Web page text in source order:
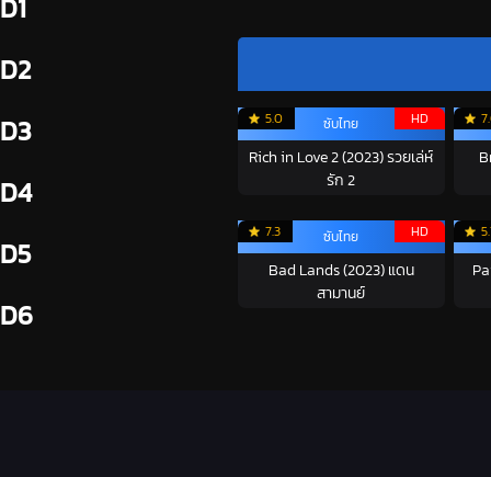
D1
D2
D3
D4
D5
D6
5.0 HD
ซับไทย
Rich in Love 2 (2023) รวยเล่ห์
รัก 2
7.3 HD
ซับไทย
Bad Lands (2023) แดน
สามานย์